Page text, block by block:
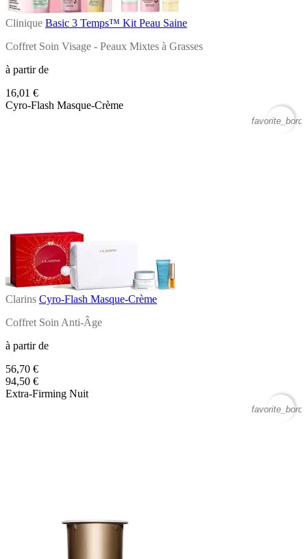
Clinique Basic 3 Temps™ Kit Peau Saine
Coffret Soin Visage - Peaux Mixtes à Grasses
à partir de
16,01 €
Cyro-Flash Masque-Crème
Clarins Cyro-Flash Masque-Crème
Coffret Soin Anti-Âge
à partir de
56,70 €
94,50 €
Extra-Firming Nuit